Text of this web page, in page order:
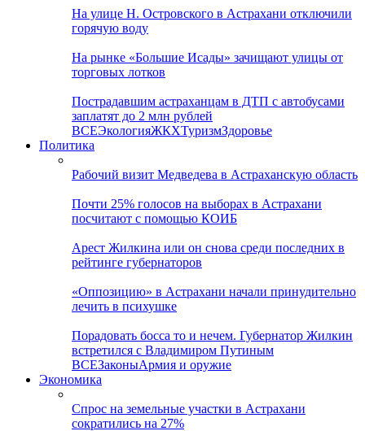
На улице Н. Островского в Астрахани отключили
горячую воду
На рынке «Большие Исады» зачищают улицы от
торговых лотков
Пострадавшим астраханцам в ДТП с автобусами
заплатят до 2 млн рублей
ВСЕЭкологияЖКХТуризмЗдоровье
Политика
Рабочий визит Медведева в Астраханскую область
Почти 25% голосов на выборах в Астрахани
посчитают с помощью КОИБ
Арест Жилкина или он снова среди последних в
рейтинге губернаторов
«Оппозицию» в Астрахани начали принудительно
лечить в психушке
Порадовать босса то и нечем. Губернатор Жилкин
встретился с Владимиром Путиным
ВСЕЗаконыАрмия и оружие
Экономика
Спрос на земельные участки в Астрахани
сократились на 27%